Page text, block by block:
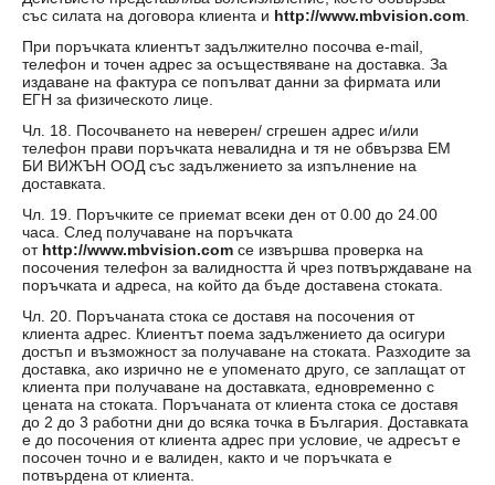
със силата на договора клиента и http://www.mbvision.com
При поръчката клиентът задължително посочва e-mail,
телефон и точен адрес за осъществяване на доставка. За
издаване на фактура се попълват данни за фирмата или
ЕГН за физическото лице.
Чл. 18. Посочването на неверен/ сгрешен адрес и/или
телефон прави поръчката невалидна и тя не обвързва ЕМ
БИ ВИЖЪН ООД със задължението за изпълнение на
доставката.
Чл. 19. Поръчките се приемат всеки ден от 0.00 до 24.00
часа. След получаване на поръчката
от http://www.mbvision.com се извършва проверка на
посочения телефон за валидността й чрез потвърждаване на
поръчката и адреса, на който да бъде доставена стоката.
Чл. 20. Поръчаната стока се доставя на посочения от
клиента адрес. Клиентът поема задължението да осигури
достъп и възможност за получаване на стоката. Разходите за
доставка, ако изрично не е упоменато друго, се заплащат от
клиента при получаване на доставката, едновременно с
цената на стоката. Поръчаната от клиента стока се доставя
до 2 до 3 работни дни до всяка точка в България. Доставката
е до посочения от клиента адрес при условие, че адресът е
посочен точно и е валиден, както и че поръчката е
потвърдена от клиента.